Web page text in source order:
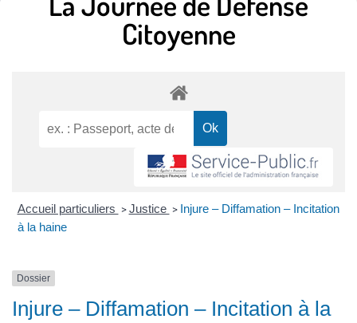
Citoyenne
Accueil particuliers > Justice > Injure – Diffamation – Incitation
à la haine
Dossier
Injure – Diffamation – Incitation à la